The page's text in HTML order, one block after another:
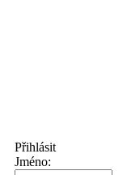
Přihlásit
Jméno: